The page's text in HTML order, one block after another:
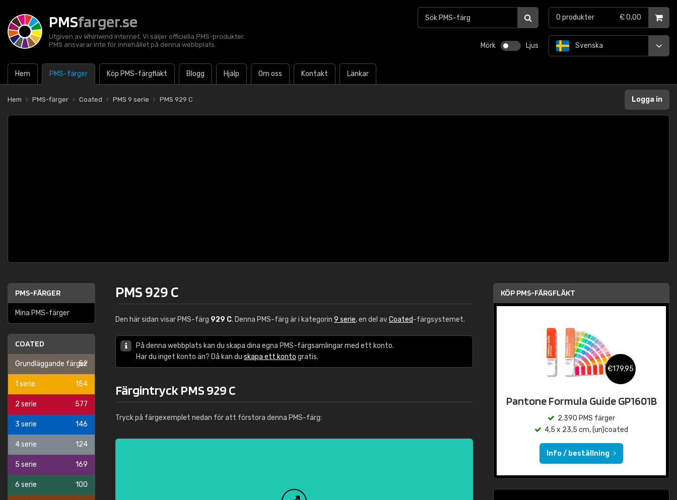
PMSfarger.se
Utgiven av Whirlwind Internet. Vi säljer officiella PMS-produkter.
PMS ansvarar inte för innehållet på denna webbplats.
Mörk Ljus
Hem PMS-färger Köp PMS-färgfläkt Blogg Hjälp Om oss Kontakt Länkar
Svenska
0 produkter € 0,00
Hem PMS-färger Coated PMS 9 serie PMS 929 C Logga in
PMS-FÄRGER
Mina PMS-färger
COATED
Grundläggande färger
52
1 serie 154
2 serie 577
3 serie 146
4 serie 124
5 serie 169
6 serie 100
PMS 929 C
Den här sidan visar PMS-färg 929 C. Denna PMS-färg är i kategorin 9 serie, en del avCoated-färgsystemet.
På denna webbplats kan du skapa dina egna PMS-färgsamlingar med ett konto.
Har du inget konto än? Då kan du skapa ett konto gratis.
Färgintryck PMS 929 C
Tryck på färgexemplet nedan för att förstora denna PMS-färg:
KÖP PMS-FÄRGFLÄKT
€179,95
Pantone Formula Guide GP1601B
2.390 PMS färger
4,5 x 23,5 cm, (un)coated
Info / beställning